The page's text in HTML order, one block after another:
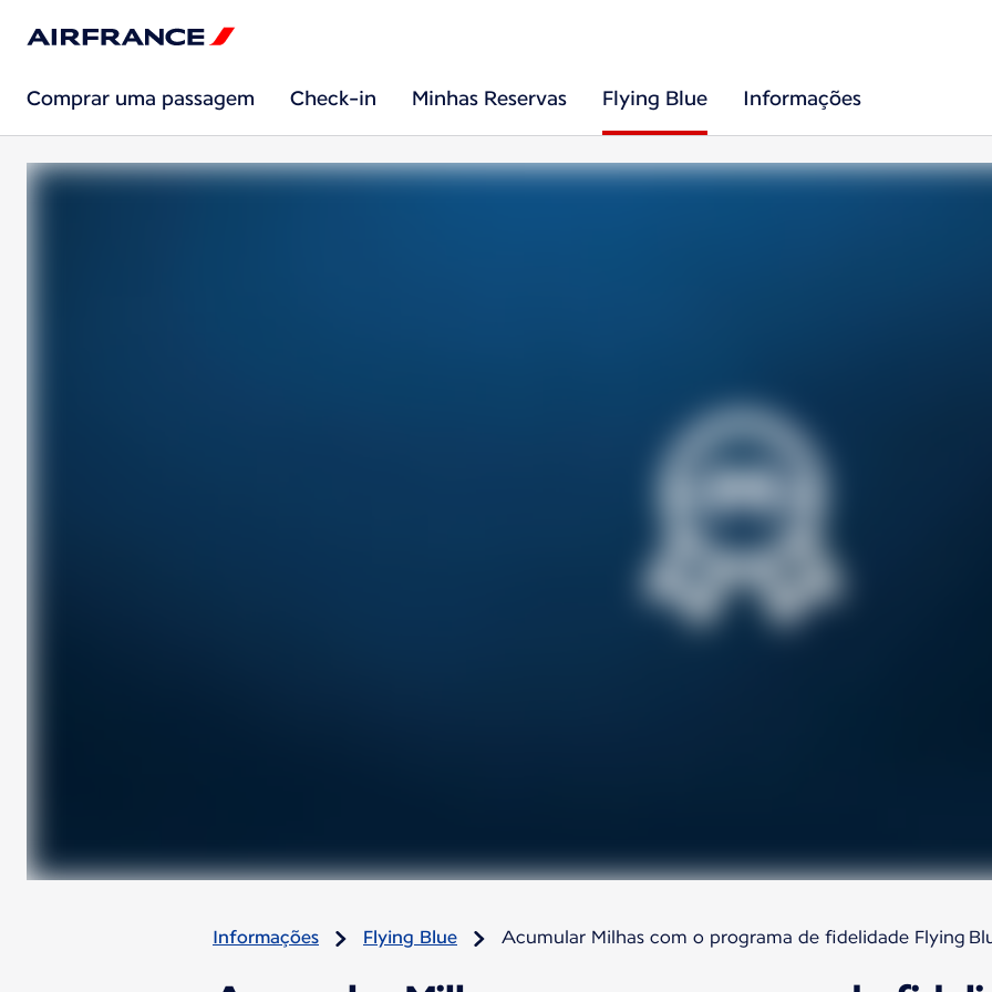
Comprar uma passagem Check-in Minhas Reservas Flying Blue Informações
Informações Flying Blue Acumular Milhas com o programa de fidelidade Flying